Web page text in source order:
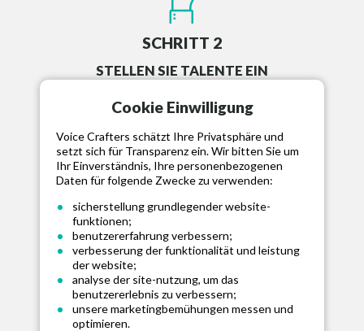
Cookie Einwilligung
Voice Crafters schätzt Ihre Privatsphäre und
setzt sich für Transparenz ein. Wir bitten Sie um
Ihr Einverständnis, Ihre personenbezogenen
Daten für folgende Zwecke zu verwenden:
sicherstellung grundlegender website-
funktionen;
benutzererfahrung verbessern;
verbesserung der funktionalität und leistung
der website;
analyse der site-nutzung, um das
benutzererlebnis zu verbessern;
unsere marketingbemühungen messen und
optimieren.
SCHRITT 2
STELLEN SIE TALENTE EIN
finanzieren Sie Projekte und kommunizieren
Sie über unser Message Board.
SCHRITT 3
MITTEL FREIGEBEN
Genehmigen Sie die Aufnahme und geben Sie
die Mittel für das Talent frei, wenn Sie